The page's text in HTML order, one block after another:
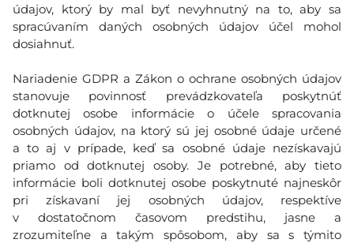
údajov, ktorý by mal byť nevyhnutný na to, aby sa
spracúvaním daných osobných údajov účel mohol
dosiahnuť.
Nariadenie GDPR a Zákon o ochrane osobných údajov
stanovuje povinnosť prevádzkovateľa poskytnúť
dotknutej osobe informácie o účele spracovania
osobných údajov, na ktorý sú jej osobné údaje určené
a to aj v prípade, keď sa osobné údaje nezískavajú
priamo od dotknutej osoby. Je potrebné, aby tieto
informácie boli dotknutej osobe poskytnuté najneskôr
pri získavaní jej osobných údajov, respektíve
v dostatočnom časovom predstihu, jasne a
zrozumiteľne a takým spôsobom, aby sa s týmito